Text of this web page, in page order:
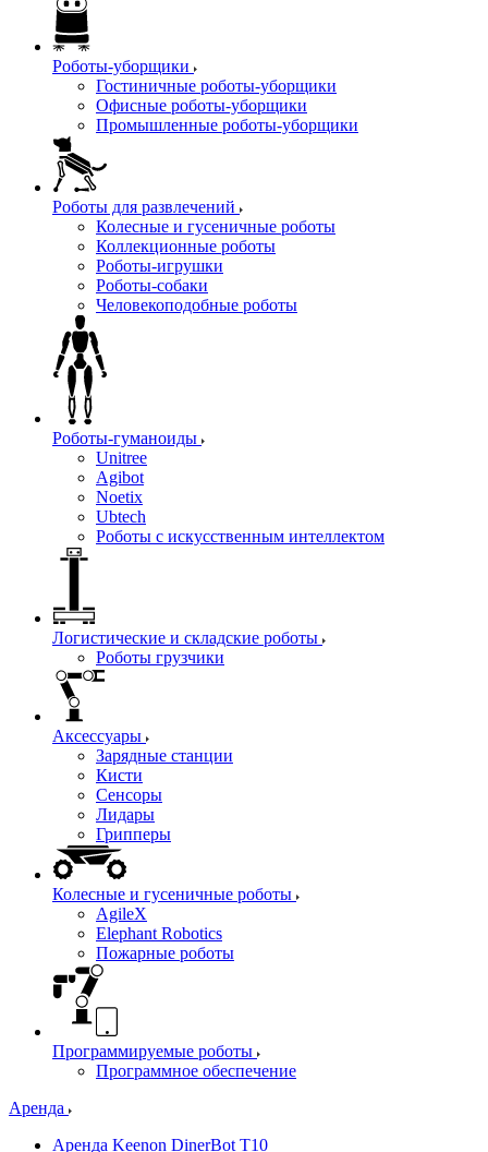
Роботы-уборщики
Гостиничные роботы-уборщики
Офисные роботы-уборщики
Промышленные роботы-уборщики
Роботы для развлечений
Колесные и гусеничные роботы
Коллекционные роботы
Роботы-игрушки
Роботы-собаки
Человекоподобные роботы
Роботы-гуманоиды
Unitree
Agibot
Noetix
Ubtech
Роботы с искусственным интеллектом
Логистические и складские роботы
Роботы грузчики
Аксессуары
Зарядные станции
Кисти
Сенсоры
Лидары
Грипперы
Колесные и гусеничные роботы
AgileX
Elephant Robotics
Пожарные роботы
Программируемые роботы
Программное обеспечение
Аренда
Аренда Keenon DinerBot T10